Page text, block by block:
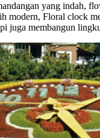
yang indah,
modern, Floral clock
juga membangun